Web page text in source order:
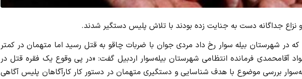
که در شهرستان بیله سوار رخ داد مردی جوان با ضربات چاقو به قتل رسید اما متهمان در کمتر
آقامحمدی فرمانده انتظامی شهرستان بیله‌سوار اردبیل گفت: «در پی وقوع یک فقره قتل در
بررسی موضوع با هدف شناسایی و دستگیری متهمان در دستور کار کارآگاهان پلیس آگاهی